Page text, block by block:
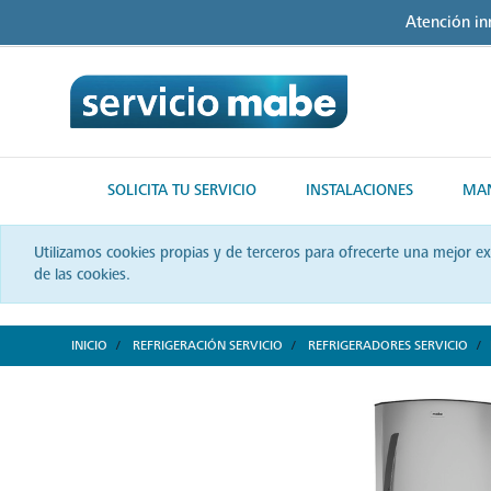
Atención
SOLICITA TU SERVICIO INSTALACIONES
Utilizamos cookies propias y de terceros para ofrecerte una mejor
de las cookies.
INICIO REFRIGERACIÓN SERVICIO REFRIGERADORES SERVICIO